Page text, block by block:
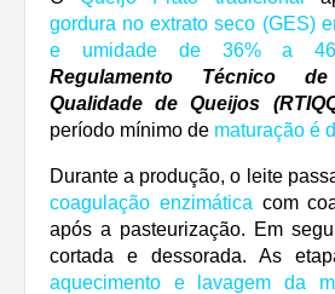
gordura no extrato seco (GES)
e umidadede 36% a
Regulamento Técnico
Qualidade de Queijos
período mínimo de maturação é
Durante a produção, o leite
coagulação enzimática com
após a pasteurização. Em
cortada e dessorada. As
aquecimento e lavagem da